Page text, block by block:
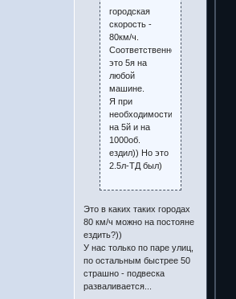
городская
скорость -
80км/ч.
Соответственно,
это 5я на
любой
машине.
Я при
необходимости
на 5й и на
1000об.
ездил)) Но это
2.5л-ТД был)
Это в каких таких городах
80 км/ч можно на постояне
ездить?))
У нас только по паре улиц,
по остальным быстрее 50
страшно - подвеска
разваливается...